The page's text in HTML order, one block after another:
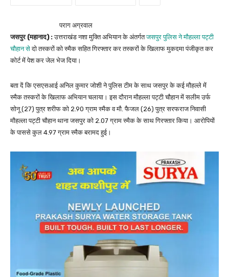
पराग अग्रवाल
जसपुर (महानाद) :उत्तराखंड नशा मुक्ति अभियान के अंतर्गतजसपुर पुलिस ने मौहल्ला पट्टी
चौहान सेदो तस्करों को स्मैक सहित गिरफ्तार कर तस्करों के खिलाफ मुकदमा पंजीकृत कर
कोर्ट में पेश कर जेल भेज दिया।
बता दें कि एसएसआई अनिल कुमार जोशी ने पुलिस टीम के साथ जसपुर के कई मौहल्ले में
स्मैक तस्करों के खिलाफ अभियान चलाया। इस दौरान मौहल्ला पट्टी चौहान में सलीम उर्फ
सोनू (27) पुत्र शरीफ को 2.90 ग्राम स्मैक व मौ. फैजल (26) पुत्र सरफराज निवासी
मौहल्ला पट्टी चौहान थाना जसपुर को 2.07 ग्राम स्मैक के साथ गिरफ्तार किया। आरोपियों
के पाससे कुल 4.97 ग्राम स्मैक बरामद हुई।